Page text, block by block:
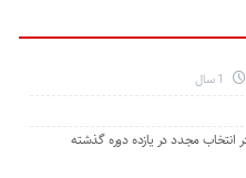
مجدد در یازده دوره گذشته